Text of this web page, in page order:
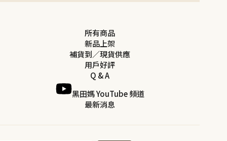
所有商品
新品上架
補貨到／現貨供應
用戶好評
Q & A
黑田媽 YouTube 頻道
最新消息